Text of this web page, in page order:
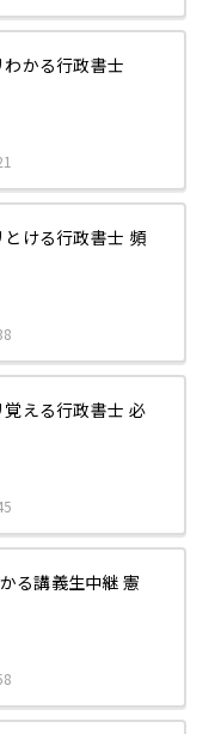
かる行政書士
ける行政書士 頻
える行政書士 必
る講義生中継 憲